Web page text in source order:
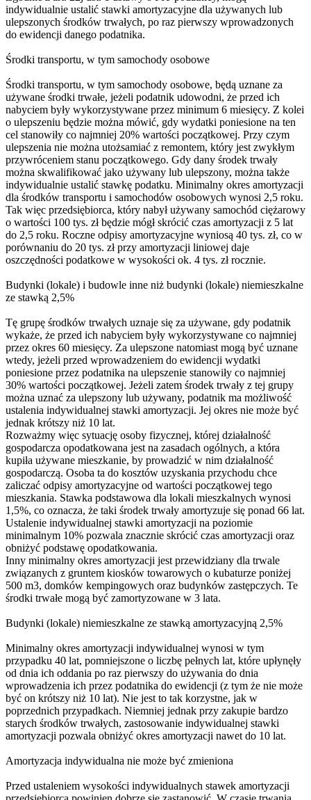
indywidualnie ustalić stawki amortyzacyjne dla używanych lub
ulepszonych środków trwałych, po raz pierwszy wprowadzonych
do ewidencji danego podatnika.
Środki transportu, w tym samochody osobowe
Środki transportu, w tym samochody osobowe, będą uznane za
używane środki trwałe, jeżeli podatnik udowodni, że przed ich
nabyciem były wykorzystywane przez minimum 6 miesięcy. Z kolei
o ulepszeniu będzie można mówić, gdy wydatki poniesione na ten
cel stanowiły co najmniej 20% wartości początkowej. Przy czym
ulepszenia nie można utożsamiać z remontem, który jest zwykłym
przywróceniem stanu początkowego. Gdy dany środek trwały
można skwalifikować jako używany lub ulepszony, można także
indywidualnie ustalić stawkę podatku. Minimalny okres amortyzacji
dla środków transportu i samochodów osobowych wynosi 2,5 roku.
Tak więc przedsiębiorca, który nabył używany samochód ciężarowy
o wartości 100 tys. zł będzie mógł skrócić czas amortyzacji z 5 lat
do 2,5 roku. Roczne odpisy amortyzacyjne wyniosą 40 tys. zł, co w
porównaniu do 20 tys. zł przy amortyzacji liniowej daje
oszczędności podatkowe w wysokości ok. 4 tys. zł rocznie.
Budynki (lokale) i budowle inne niż budynki (lokale) niemieszkalne
ze stawką 2,5%
Tę grupę środków trwałych uznaje się za używane, gdy podatnik
wykaże, że przed ich nabyciem były wykorzystywane co najmniej
przez okres 60 miesięcy. Za ulepszone natomiast mogą być uznane
wtedy, jeżeli przed wprowadzeniem do ewidencji wydatki
poniesione przez podatnika na ulepszenie stanowiły co najmniej
30% wartości początkowej. Jeżeli zatem środek trwały z tej grupy
można uznać za ulepszony lub używany, podatnik ma możliwość
ustalenia indywidualnej stawki amortyzacji. Jej okres nie może być
jednak krótszy niż 10 lat.
Rozważmy więc sytuację osoby fizycznej, której działalność
gospodarcza opodatkowana jest na zasadach ogólnych, a która
kupiła używane mieszkanie, by prowadzić w nim działalność
gospodarczą. Osoba ta do kosztów uzyskania przychodu chce
zaliczać odpisy amortyzacyjne od wartości początkowej tego
mieszkania. Stawka podstawowa dla lokali mieszkalnych wynosi
1,5%, co oznacza, że taki środek trwały amortyzuje się ponad 66 lat.
Ustalenie indywidualnej stawki amortyzacji na poziomie
minimalnym 10% pozwala znacznie skrócić czas amortyzacji oraz
obniżyć podstawę opodatkowania.
Inny minimalny okres amortyzacji jest przewidziany dla trwale
związanych z gruntem kiosków towarowych o kubaturze poniżej
500 m3, domków kempingowych oraz budynków zastępczych. Te
środki trwałe mogą być zamortyzowane w 3 lata.
Budynki (lokale) niemieszkalne ze stawką amortyzacyjną 2,5%
Minimalny okres amortyzacji indywidualnej wynosi w tym
przypadku 40 lat, pomniejszone o liczbę pełnych lat, które upłynęły
od dnia ich oddania po raz pierwszy do używania do dnia
wprowadzenia ich przez podatnika do ewidencji (z tym że nie może
być on krótszy niż 10 lat). Nie jest to tak korzystne, jak w
poprzednich przypadkach. Niemniej jednak przy zakupie bardzo
starych środków trwałych, zastosowanie indywidualnej stawki
amortyzacji pozwala obniżyć okres amortyzacji nawet do 10 lat.
Amortyzacja indywidualna nie może być zmieniona
Przed ustaleniem wysokości indywidualnych stawek amortyzacji